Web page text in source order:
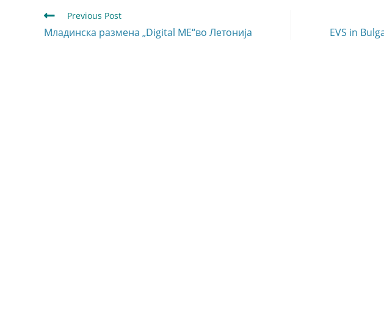
Previous Post
Младинска размена „Digital ME“во Летонија
EVS in